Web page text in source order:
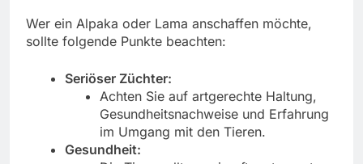
Wer ein Alpaka oder Lama anschaffen möchte,
sollte folgende Punkte beachten:
Seriöser Züchter:
Achten Sie auf artgerechte Haltung,
Gesundheitsnachweise und Erfahrung
im Umgang mit den Tieren.
Gesundheit: